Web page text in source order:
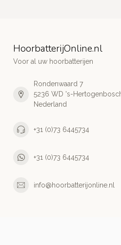
HoorbatterijOnline.nl
Voor al uw hoorbatterijen
Rondenwaard 7
5236 WD 's-
Nederland
+31 (0)73 6445734
+31 (0)73 6445734
info@hoorbatterijonline.nl